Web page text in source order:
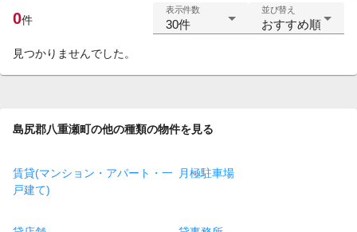
0件
表示件数
30件
並び替え
おすすめ順
見つかりませんでした。
島尻郡八重瀬町の他の種類の物件を見る
賃貸(マンション・アパート・一
戸建て)
月極駐車場